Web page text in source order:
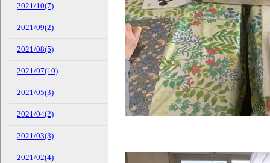
2021/10(7)
2021/09(2)
2021/08(5)
2021/07(10)
2021/05(3)
2021/04(2)
2021/03(3)
2021/02(4)